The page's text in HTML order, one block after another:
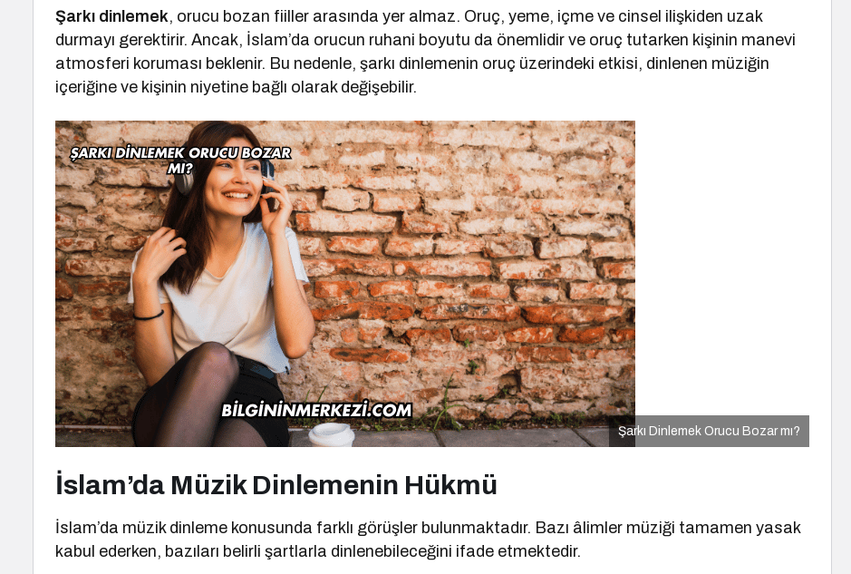
Şarkı dinlemek, orucu bozan fiiller arasında yer almaz. Oruç, yeme, içme ve cinsel ilişkiden uzak
durmayı gerektirir. Ancak, İslam’da orucun ruhani boyutu da önemlidir ve oruç tutarken kişinin manevi
atmosferi koruması beklenir. Bu nedenle, şarkı dinlemenin oruç üzerindeki etkisi, dinlenen müziğin
içeriğine ve kişinin niyetine bağlı olarak değişebilir.
Şarkı Dinlemek Orucu Bozar mı?
İslam’da Müzik Dinlemenin Hükmü
İslam’da müzik dinleme konusunda farklı görüşler bulunmaktadır. Bazı âlimler müziği tamamen yasak
kabul ederken, bazıları belirli şartlarla dinlenebileceğini ifade etmektedir.